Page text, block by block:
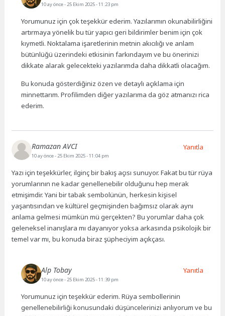
10 ay önce- 25 Ekim 2025 - 11:23 pm
Yorumunuz için çok teşekkür ederim. Yazılarımın okunabilirliğini
artırmaya yönelik bu tür yapıcı geri bildirimler benim için çok
kıymetli. Noktalama işaretlerinin metnin akıcılığı ve anlam
bütünlüğü üzerindeki etkisinin farkındayım ve bu önerinizi
dikkate alarak gelecekteki yazılarımda daha dikkatli olacağım.
Bu konuda gösterdiğiniz özen ve detaylı açıklama için
minnettarım. Profilimden diğer yazılarıma da göz atmanızı rica
ederim.
Ramazan AVCI
10 ay önce- 25 Ekim 2025 - 11:04 pm
Yazı için teşekkürler, ilginç bir bakış açısı sunuyor. Fakat bu tür rüya
yorumlarının ne kadar genellenebilir olduğunu hep merak
etmişimdir. Yani bir tabak sembolünün, herkesin kişisel
yaşantısından ve kültürel geçmişinden bağımsız olarak aynı
anlama gelmesi mümkün mü gerçekten? Bu yorumlar daha çok
geleneksel inanışlara mı dayanıyor yoksa arkasında psikolojik bir
temel var mı, bu konuda biraz şüpheciyim açıkçası.
Yanıtla
Alp Tobay
10 ay önce- 25 Ekim 2025 - 11:39 pm
Yorumunuz için teşekkür ederim. Rüya sembollerinin
genellenebilirliği konusundaki düşüncelerinizi anlıyorum ve bu
Yanıtla